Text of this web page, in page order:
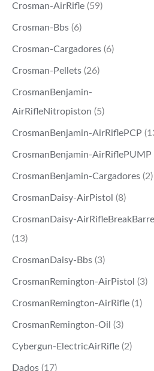
Crosman-AirRifle (59)
Crosman-Bbs (6)
Crosman-Cargadores (6)
Crosman-Pellets (26)
CrosmanBenjamin-
AirRifleNitropiston (5)
CrosmanBenjamin-AirRiflePCP
CrosmanBenjamin-AirRiflePUMP
CrosmanBenjamin-Cargadores (2)
CrosmanDaisy-AirPistol (8)
CrosmanDaisy-
(13)
CrosmanDaisy-Bbs (3)
CrosmanRemington-AirPistol (3)
CrosmanRemington-AirRifle (1)
CrosmanRemington-Oil (3)
Cybergun-ElectricAirRifle (2)
Dados (17)